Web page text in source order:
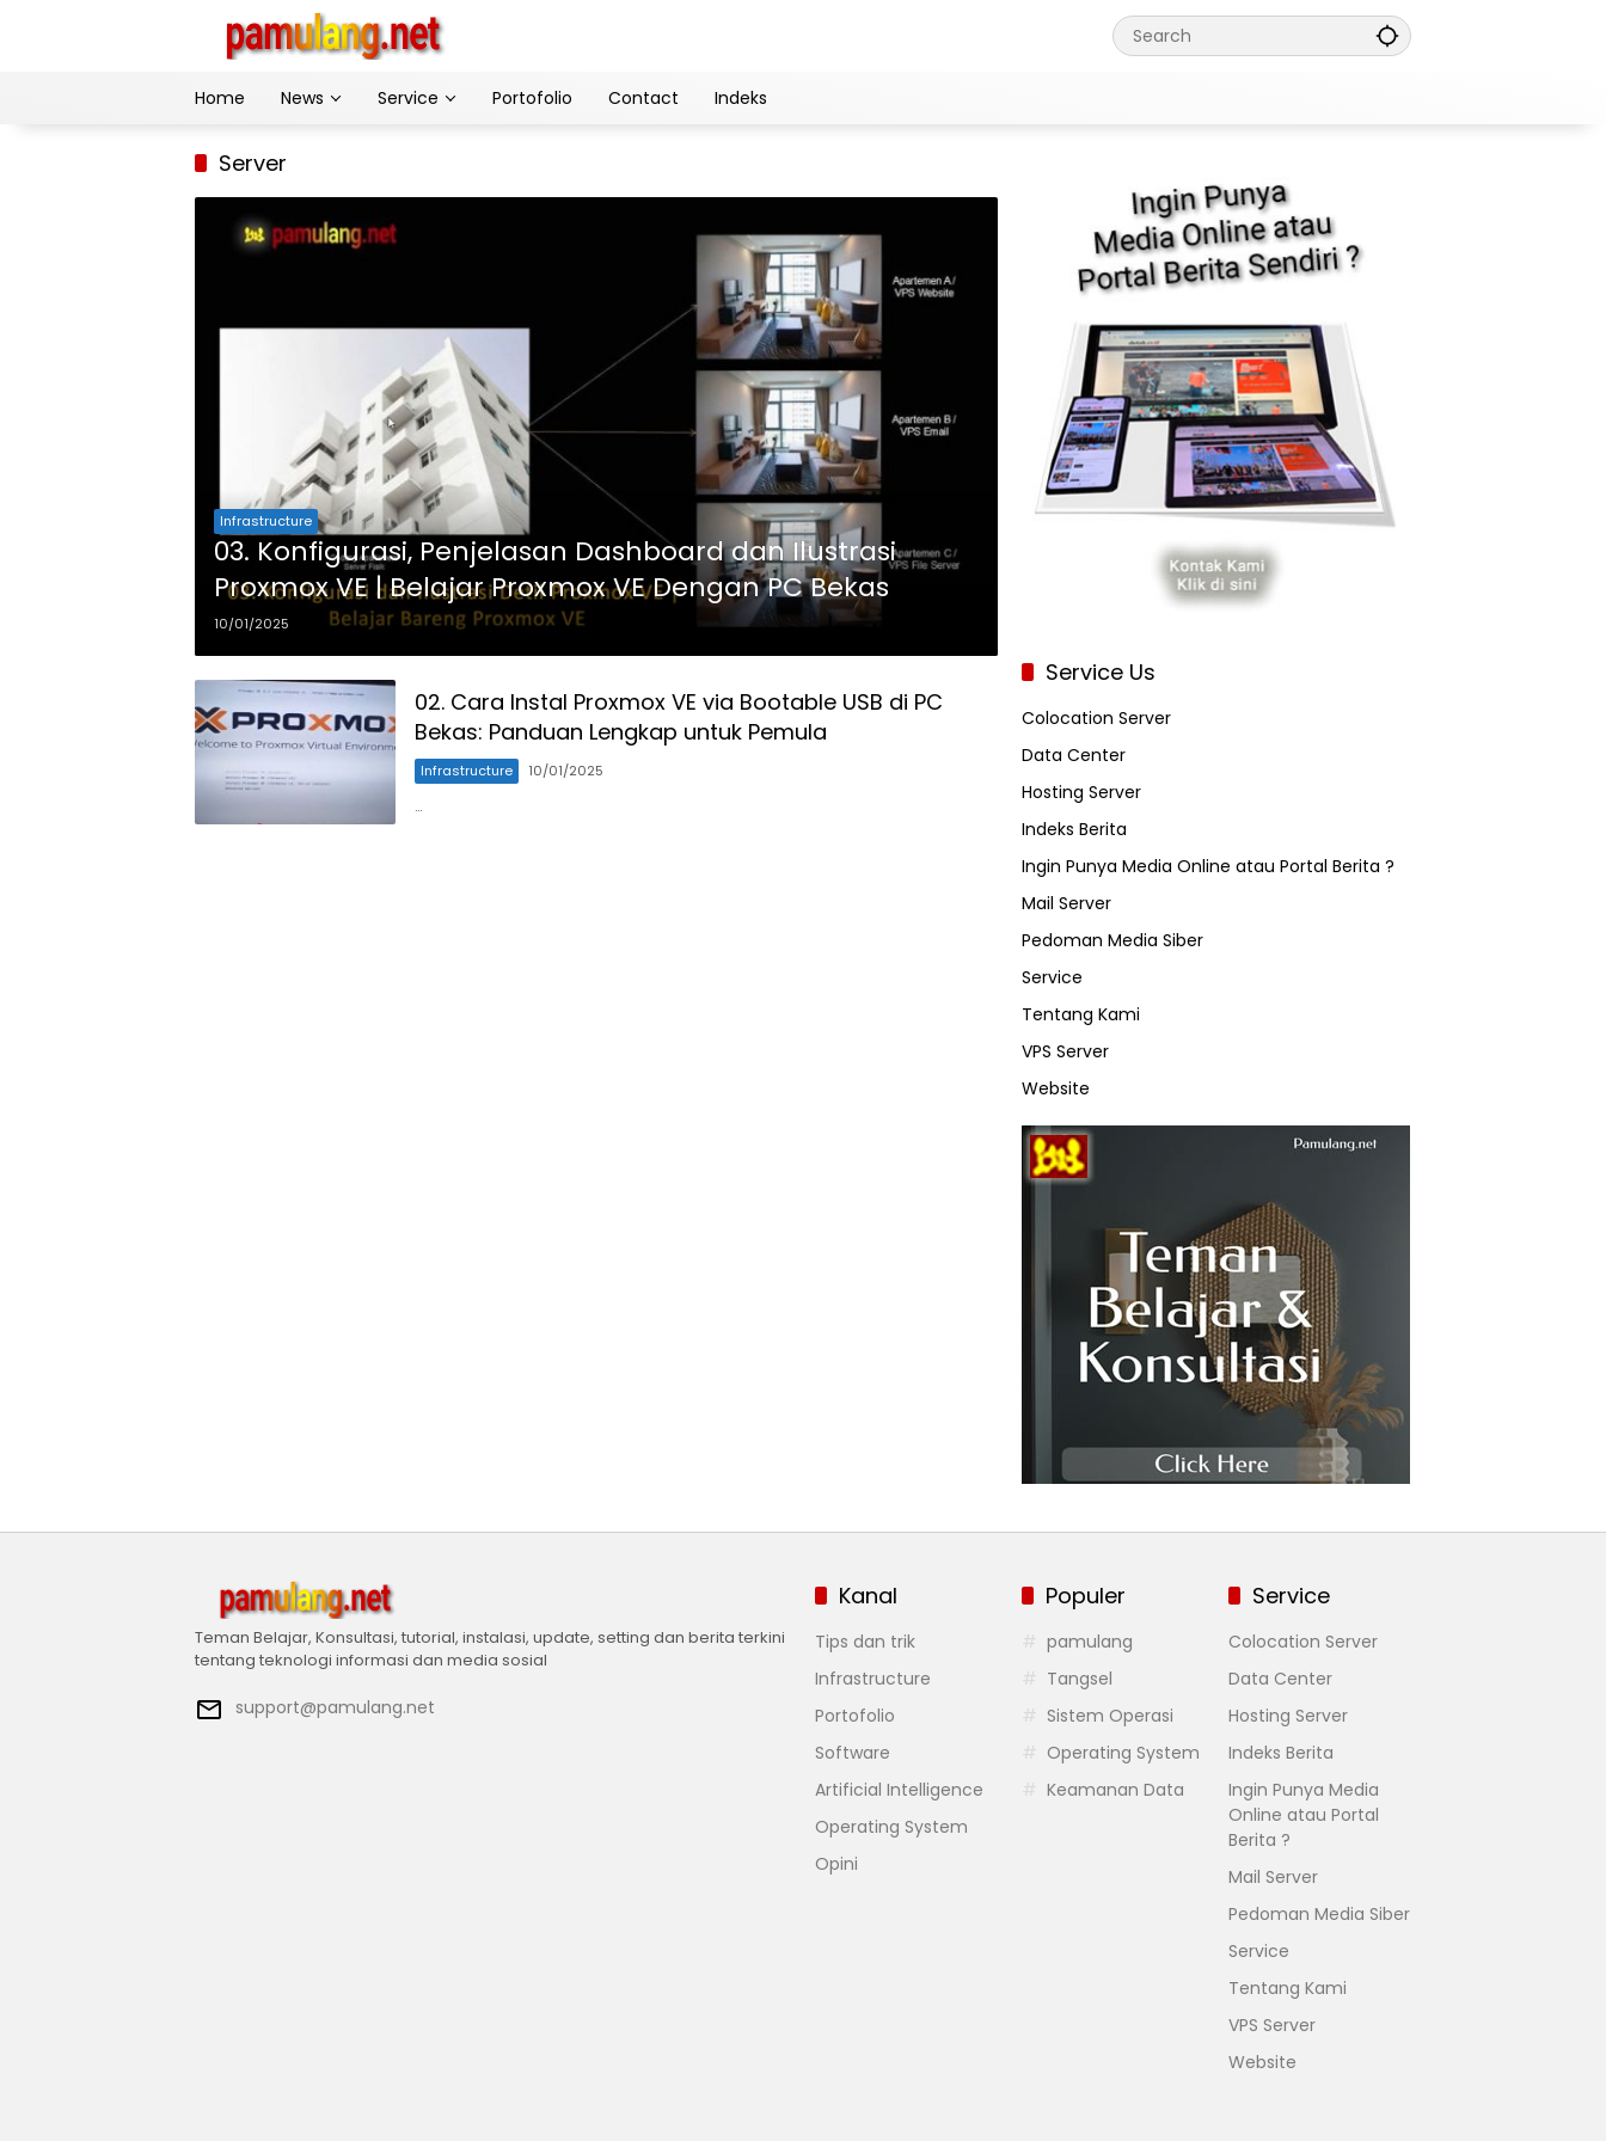
Home
News Service Portofolio Contact Indeks
Server
Infrastructure
03. Konfigurasi, Penjelasan Dashboard dan Ilustrasi
Proxmox VE | Belajar Proxmox VE Dengan PC Bekas
10/01/2025
02. Cara Instal Proxmox VE via Bootable USB di PC
Bekas: Panduan Lengkap untuk Pemula
Infrastructure 10/01/2025
…
Service Us
Colocation Server
Data Center
Hosting Server
Indeks Berita
Ingin Punya Media Online atau Portal Berita ?
Mail Server
Pedoman Media Siber
Service
Tentang Kami
VPS Server
Website
Teman Belajar, Konsultasi, tutorial, instalasi, update, setting dan berita terkini
tentang teknologi informasi dan media sosial
support@pamulang.net
Kanal
Tips dan trik
Infrastructure
Portofolio
Software
Artificial Intelligence
Operating System
Opini
Populer
pamulang
Tangsel
Sistem Operasi
Operating System
Keamanan Data
Service
Colocation Server
Data Center
Hosting Server
Indeks Berita
Ingin Punya Media
Online atau Portal
Berita ?
Mail Server
Pedoman Media Siber
Service
Tentang Kami
VPS Server
Website